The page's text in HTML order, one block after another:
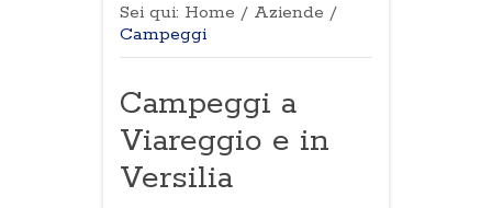
Sei qui: Home / Aziende /
Campeggi
Campeggi a
Viareggio e in
Versilia